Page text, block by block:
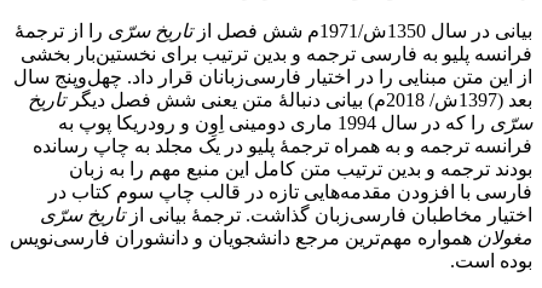
بیانی در سال 1350ش/1971م شش فصل از تاریخ سرّی را از ترجمۀ
فرانسه پلیو به فارسی ترجمه و بدین ترتیب برای نخستین‌بار بخشی
از این متن مبنایی را در اختیار فارسی‌زبانان قرار داد. چهل‌و‌پنج سال
بعد (1397ش/ 2018م) بیانی دنبالۀ متن یعنی شش فصل دیگر
تاریخ
سرّی
را که در سال 1994 ماری دومینی اِوِن و رودریکا پوپ به
فرانسه ترجمه و به همراه ترجمۀ پلیو در یک مجلد به چاپ رسانده
بودند ترجمه و بدین ترتیب متن کامل این منبع مهم را به زبان
فارسی با افزودن مقدمه‌هایی تازه در قالب چاپ سوم کتاب در
اختیار مخاطبان فارسی‌زبان گذاشت. ترجمۀ بیانی ازتاریخ سرّی
مغولان همواره مهم‌ترین مرجع دانشجویان و دانشوران فارسی‌نویس
بوده است.